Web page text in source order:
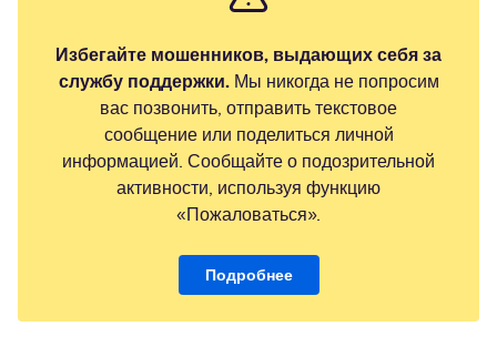
Избегайте мошенников, выдающих себя за
службу поддержки.Мы никогда не попросим
вас позвонить, отправить текстовое
сообщение или поделиться личной
информацией. Сообщайте о подозрительной
активности, используя функцию
«Пожаловаться».
Подробнее